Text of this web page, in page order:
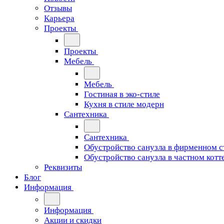
Отзывы
Карьера
Проекты
Проекты
Мебель
Мебель
Гостиная в эко-стиле
Кухня в стиле модерн
Сантехника
Сантехника
Обустройство санузла в фирменном
Обустройство санузла в частном
Реквизиты
Блог
Информация
Информация
Акции и скидки